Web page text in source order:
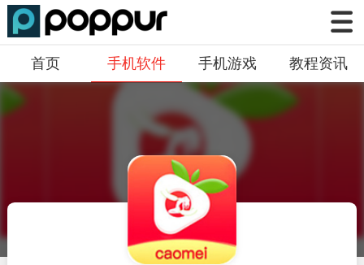
首页 手机软件 手机游戏 教程资讯